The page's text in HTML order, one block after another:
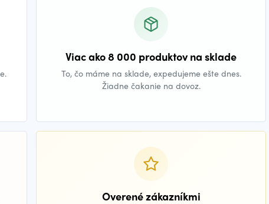
Viac ako 8 000 produktov na sklade
To, čo máme na sklade, expedujeme ešte dnes.
Žiadne čakanie na dovoz.
Overené zákazníkmi